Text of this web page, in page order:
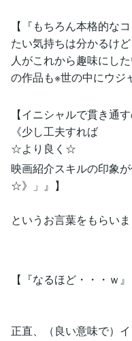
【『もちろん本格的な
たい気持ちは分かるけ
人がこれから趣味にし
の作品も※世の中にウジ
【イニシャルで貫き通
《少し工夫すれば
☆より良く☆
映画紹介スキルの印象
☆》」』】
というお言葉をもらいま
【『なるほど・・・ｗ』
正直、（良い意味で）